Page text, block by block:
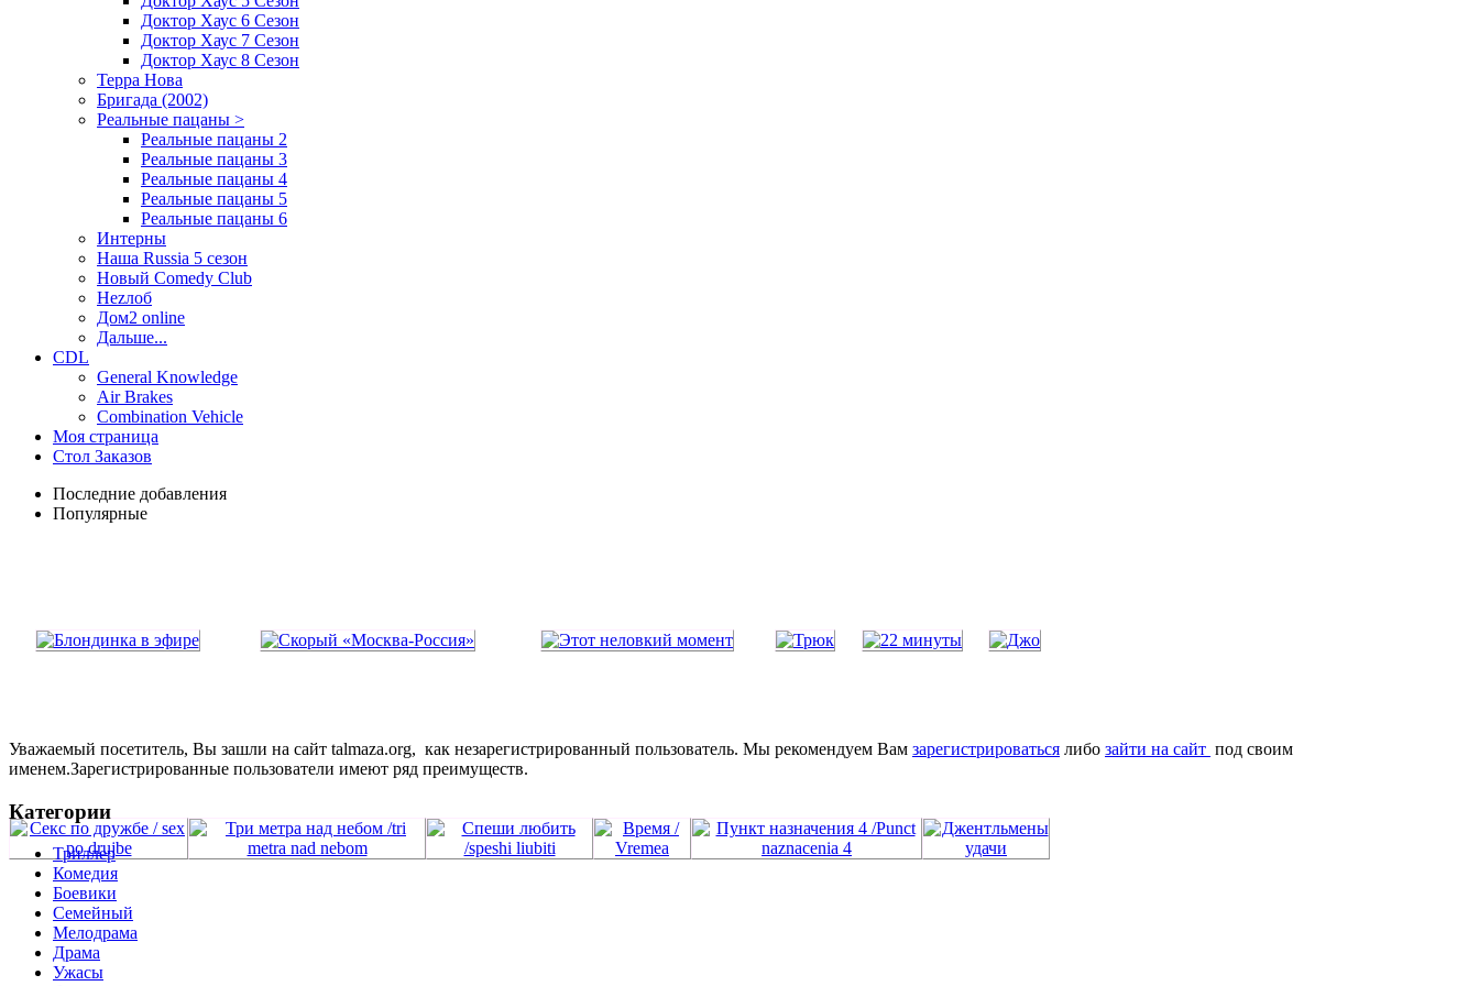
Доктор Хаус 6 Сезон
Доктор Хаус 7 Сезон
Доктор Хаус 8 Сезон
Терра Нова
Бригада (2002)
Реальные пацаны >
Реальные пацаны 2
Реальные пацаны 3
Реальные пацаны 4
Реальные пацаны 5
Реальные пацаны 6
Интерны
Наша Russia 5 сезон
Новый Comedy Club
Неzлоб
Дом2 online
Дальше...
CDL
General Knowledge
Air Brakes
Combination Vehicle
Моя страница
Стол Заказов
Последние добавления
Популярные
Уважаемый посетитель, Вы зашли на сайт talmaza.org, как незарегистрированный пользователь. Мы рекомендуем Вам зарегистрироваться либо зайти на сайт под своим
именем.Зарегистрированные пользователи имеют ряд преимуществ.
Категории
Триллер
Комедия
Боевики
Семейный
Мелодрама
Драма
Ужасы